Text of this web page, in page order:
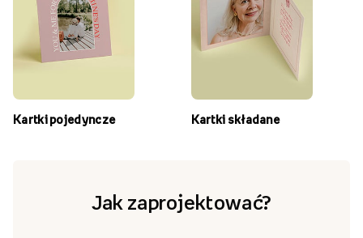
Kartki pojedyncze Kartki składane
Jak zaprojektować?